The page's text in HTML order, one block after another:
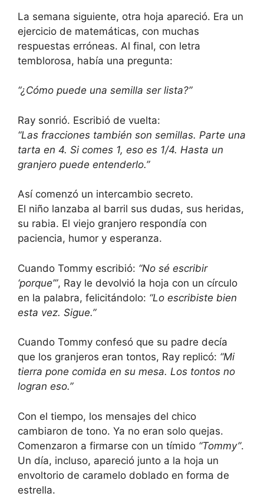
La semana siguiente, otra hoja apareció. Era un
ejercicio de matemáticas, con muchas
respuestas erróneas. Al final, con letra
temblorosa, había una pregunta:
“¿Cómo puede una semilla ser lista?”
Ray sonrió. Escribió de vuelta:
“Las fracciones también son semillas. Parte una
tarta en 4. Si comes 1, eso es 1/4. Hasta un
granjero puede entenderlo.”
Así comenzó un intercambio secreto.
El niño lanzaba al barril sus dudas, sus heridas,
su rabia. El viejo granjero respondía con
paciencia, humor y esperanza.
Cuando Tommy escribió: “No sé escribir
‘porque’”, Ray le devolvió la hoja con un círculo
en la palabra, felicitándolo: “Lo escribiste bien
esta vez. Sigue.”
Cuando Tommy confesó que su padre decía
que los granjeros eran tontos, Ray replicó: “Mi
tierra pone comida en su mesa. Los tontos no
logran eso.”
Con el tiempo, los mensajes del chico
cambiaron de tono. Ya no eran solo quejas.
Comenzaron a firmarse con un tímido “Tommy”.
Un día, incluso, apareció junto a la hoja un
envoltorio de caramelo doblado en forma de
estrella.